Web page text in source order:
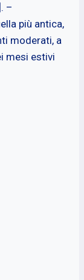
–
più antica,
moderati, a
mesi estivi